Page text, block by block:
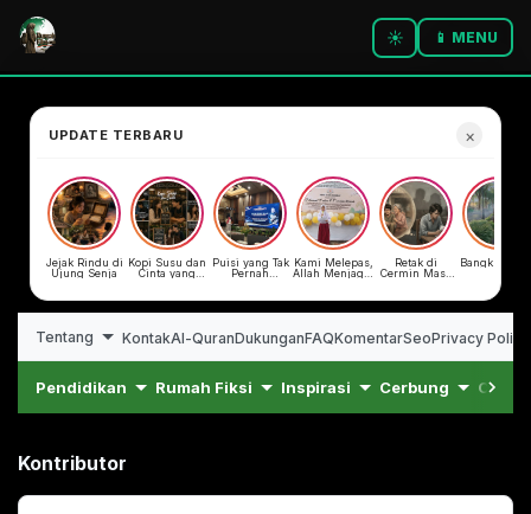
UPDATE TERBARU ×
Jejak Rindu di
Ujung Senja
Kopi Susu dan
Cinta yang
Puisi yang Tak
Pernah
Kami Melepas,
Allah Menjaga-
Retak di
Cermin Masa
Bangku
Tentang KontakAl-QuranDukunganFAQKomentarSeoPrivacy Policy
Pendidikan Rumah Fiksi Inspirasi Cerbung
Kontributor
☀️ 📱 MENU